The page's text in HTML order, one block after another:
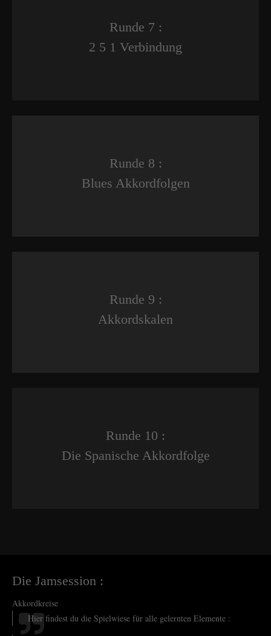
Runde 7 :
2 5 1 Verbindung
Runde 8 :
Blues Akkordfolgen
Runde 9 :
Akkordskalen
Runde 10 :
Die Spanische Akkordfolge
Die Jamsession :
Akkordkreise
Hier findest du die Spielwiese für alle gelernten Elemente :